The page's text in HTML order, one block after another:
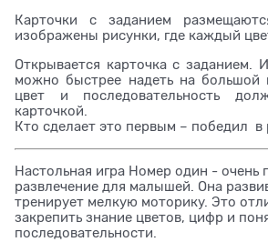
Карточки с заданием
изображены рисунки, где каждый
Открывается карточка с заданием.
можно быстрее надеть на большой
цвет и последовательность
карточкой.
Кто сделает это первым – победил в
Настольная игра Номер один - очень
развлечение для малышей. Она
тренирует мелкую моторику. Это
закрепить знание цветов, цифр и
последовательности.